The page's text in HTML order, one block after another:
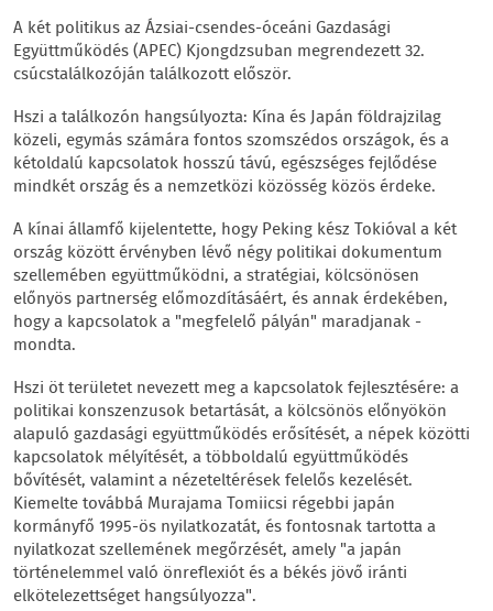
A két politikus az Ázsiai-csendes-óceáni Gazdasági
Együttműködés (APEC) Kjongdzsuban megrendezett 32.
csúcstalálkozóján találkozott először.
Hszi a találkozón hangsúlyozta: Kína és Japán földrajzilag
közeli, egymás számára fontos szomszédos országok, és a
kétoldalú kapcsolatok hosszú távú, egészséges fejlődése
mindkét ország és a nemzetközi közösség közös érdeke.
A kínai államfő kijelentette, hogy Peking kész Tokióval a két
ország között érvényben lévő négy politikai dokumentum
szellemében együttműködni, a stratégiai, kölcsönösen
előnyös partnerség előmozdításáért, és annak érdekében,
hogy a kapcsolatok a "megfelelő pályán" maradjanak -
mondta.
Hszi öt területet nevezett meg a kapcsolatok fejlesztésére: a
politikai konszenzusok betartását, a kölcsönös előnyökön
alapuló gazdasági együttműködés erősítését, a népek közötti
kapcsolatok mélyítését, a többoldalú együttműködés
bővítését, valamint a nézeteltérések felelős kezelését.
Kiemelte továbbá Murajama Tomiicsi régebbi japán
kormányfő 1995-ös nyilatkozatát, és fontosnak tartotta a
nyilatkozat szellemének megőrzését, amely "a japán
történelemmel való önreflexiót és a békés jövő iránti
elkötelezettséget hangsúlyozza".